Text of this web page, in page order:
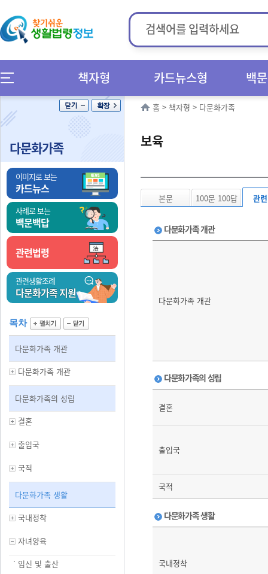
책자형 카드뉴스형 백
다문화가족
이미지로 보는
카드뉴스
사례로 보는
백문백답
관련법령
관련생활조례
다문화가족 지원
목차
다문화가족 개관
다문화가족 개관
다문화가족의 성립
결혼
출입국
국적
다문화가족 생활
국내정착
자녀양육
임신 및 출산
홈 > 책자형 > 다문화가족
보육
본문 100문 100답 관
다문화가족 개관
다문화가족 개관
다문화가족의 성립
결혼
출입국
국적
다문화가족 생활
국내정착